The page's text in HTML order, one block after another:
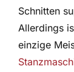
Schnitten
Allerdings
einzige